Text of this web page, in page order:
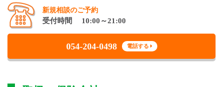
新規相談のご予約
受付時間 10:00～21:00
054-204-0498 電話する